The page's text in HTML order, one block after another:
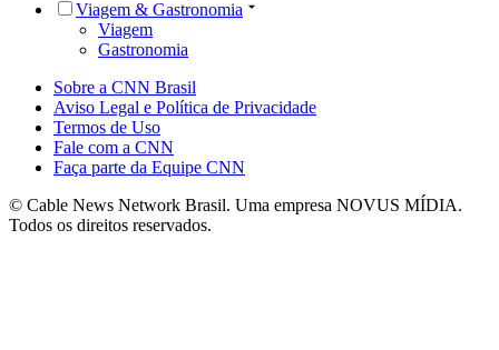
Viagem & Gastronomia
Viagem
Gastronomia
Sobre a CNN Brasil
Aviso Legal e Política de Privacidade
Termos de Uso
Fale com a CNN
Faça parte da Equipe CNN
© Cable News Network Brasil. Uma empresa NOVUS MÍDIA.
Todos os direitos reservados.